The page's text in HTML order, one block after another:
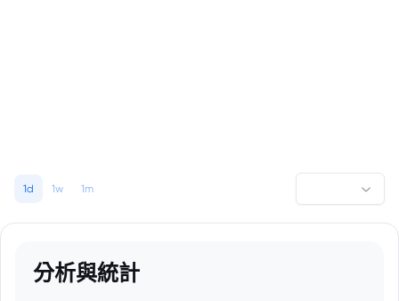
1d 1w 1m
分析與統計